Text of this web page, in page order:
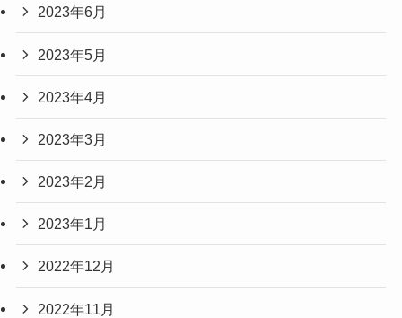
2023年6月
2023年5月
2023年4月
2023年3月
2023年2月
2023年1月
2022年12月
2022年11月